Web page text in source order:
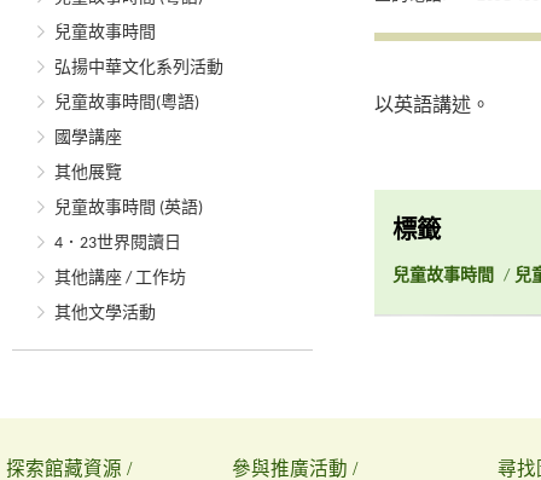
兒童故事時間
弘揚中華文化系列活動
兒童故事時間(粵語)
國學講座
其他展覽
兒童故事時間 (英語)
4．23世界閱讀日
其他講座 / 工作坊
其他文學活動
以英語講述。
標籤
兒童故事時間 / 兒
探索館藏資源 / 參與推廣活動 / 尋找